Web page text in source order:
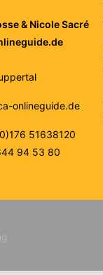
& Nicole Sacré
onlineguide.de
51638120
94 53 80